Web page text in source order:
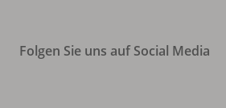
Folgen Sie uns auf Social Media